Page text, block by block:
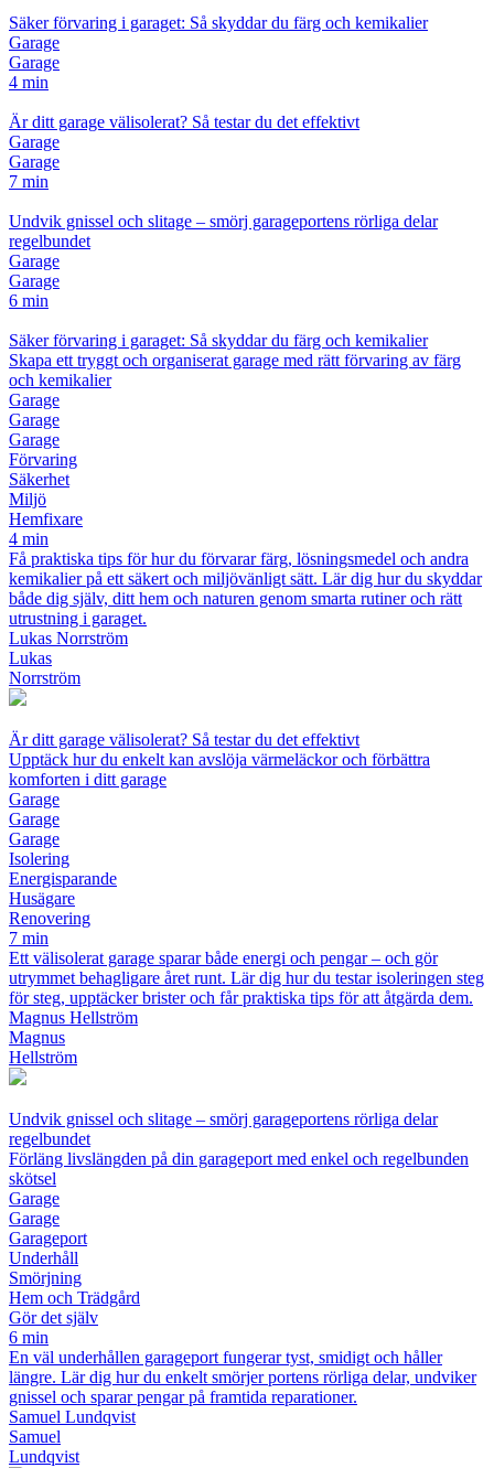
Säker förvaring i garaget: Så skyddar du färg och kemikalier
Garage
Garage
4 min
Är ditt garage välisolerat? Så testar du det effektivt
Garage
Garage
7 min
Undvik gnissel och slitage – smörj garageportens rörliga delar
regelbundet
Garage
Garage
6 min
Säker förvaring i garaget: Så skyddar du färg och kemikalier
Skapa ett tryggt och organiserat garage med rätt förvaring av färg
och kemikalier
Garage
Garage
Garage
Förvaring
Säkerhet
Miljö
Hemfixare
4 min
Få praktiska tips för hur du förvarar färg, lösningsmedel och andra
kemikalier på ett säkert och miljövänligt sätt. Lär dig hur du skyddar
både dig själv, ditt hem och naturen genom smarta rutiner och rätt
utrustning i garaget.
Lukas Norrström
Lukas
Norrström
Är ditt garage välisolerat? Så testar du det effektivt
Upptäck hur du enkelt kan avslöja värmeläckor och förbättra
komforten i ditt garage
Garage
Garage
Garage
Isolering
Energisparande
Husägare
Renovering
7 min
Ett välisolerat garage sparar både energi och pengar – och gör
utrymmet behagligare året runt. Lär dig hur du testar isoleringen steg
för steg, upptäcker brister och får praktiska tips för att åtgärda dem.
Magnus Hellström
Magnus
Hellström
Undvik gnissel och slitage – smörj garageportens rörliga delar
regelbundet
Förläng livslängden på din garageport med enkel och regelbunden
skötsel
Garage
Garage
Garageport
Underhåll
Smörjning
Hem och Trädgård
Gör det själv
6 min
En väl underhållen garageport fungerar tyst, smidigt och håller
längre. Lär dig hur du enkelt smörjer portens rörliga delar, undviker
gnissel och sparar pengar på framtida reparationer.
Samuel Lundqvist
Samuel
Lundqvist